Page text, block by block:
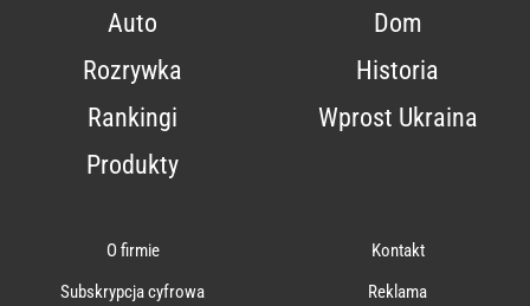
Auto
Dom
Rozrywka
Historia
Rankingi
Wprost Ukraina
Produkty
O firmie
Kontakt
Subskrypcja cyfrowa
Reklama